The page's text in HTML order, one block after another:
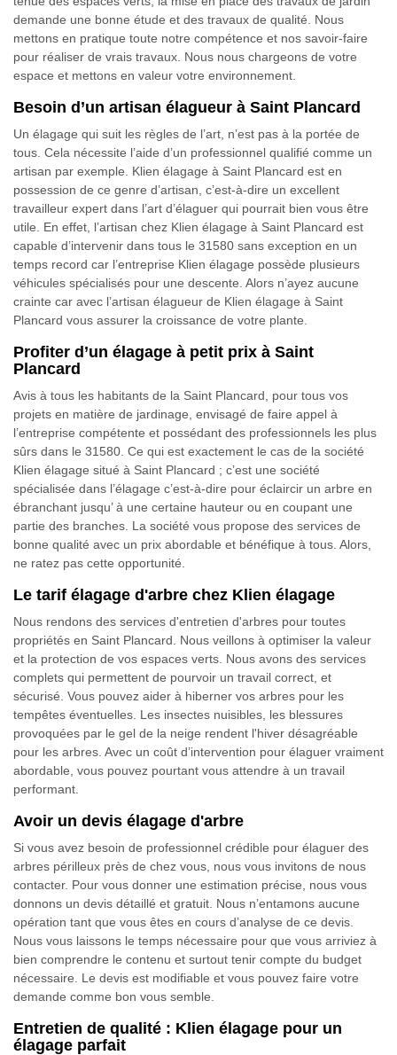
demande une bonne étude et des travaux de qualité. Nous
mettons en pratique toute notre compétence et nos savoir-faire
pour réaliser de vrais travaux. Nous nous chargeons de votre
espace et mettons en valeur votre environnement.
Besoin d’un artisan élagueur à Saint Plancard
Un élagage qui suit les règles de l’art, n’est pas à la portée de
tous. Cela nécessite l’aide d’un professionnel qualifié comme un
artisan par exemple. Klien élagage à Saint Plancard est en
possession de ce genre d’artisan, c’est-à-dire un excellent
travailleur expert dans l’art d’élaguer qui pourrait bien vous être
utile. En effet, l’artisan chez Klien élagage à Saint Plancard est
capable d’intervenir dans tous le 31580 sans exception en un
temps record car l’entreprise Klien élagage possède plusieurs
véhicules spécialisés pour une descente. Alors n’ayez aucune
crainte car avec l’artisan élagueur de Klien élagage à Saint
Plancard vous assurer la croissance de votre plante.
Profiter d’un élagage à petit prix à Saint
Plancard
Avis à tous les habitants de la Saint Plancard, pour tous vos
projets en matière de jardinage, envisagé de faire appel à
l’entreprise compétente et possédant des professionnels les plus
sûrs dans le 31580. Ce qui est exactement le cas de la société
Klien élagage situé à Saint Plancard ; c’est une société
spécialisée dans l’élagage c’est-à-dire pour éclaircir un arbre en
ébranchant jusqu’ à une certaine hauteur ou en coupant une
partie des branches. La société vous propose des services de
bonne qualité avec un prix abordable et bénéfique à tous. Alors,
ne ratez pas cette opportunité.
Le tarif élagage d'arbre chez Klien élagage
Nous rendons des services d'entretien d'arbres pour toutes
propriétés en Saint Plancard. Nous veillons à optimiser la valeur
et la protection de vos espaces verts. Nous avons des services
complets qui permettent de pourvoir un travail correct, et
sécurisé. Vous pouvez aider à hiberner vos arbres pour les
tempêtes éventuelles. Les insectes nuisibles, les blessures
provoquées par le gel de la neige rendent l'hiver désagréable
pour les arbres. Avec un coût d’intervention pour élaguer vraiment
abordable, vous pouvez pourtant vous attendre à un travail
performant.
Avoir un devis élagage d'arbre
Si vous avez besoin de professionnel crédible pour élaguer des
arbres périlleux près de chez vous, nous vous invitons de nous
contacter. Pour vous donner une estimation précise, nous vous
donnons un devis détaillé et gratuit. Nous n’entamons aucune
opération tant que vous êtes en cours d’analyse de ce devis.
Nous vous laissons le temps nécessaire pour que vous arriviez à
bien comprendre le contenu et surtout tenir compte du budget
nécessaire. Le devis est modifiable et vous pouvez faire votre
demande comme bon vous semble.
Entretien de qualité : Klien élagage pour un
élagage parfait